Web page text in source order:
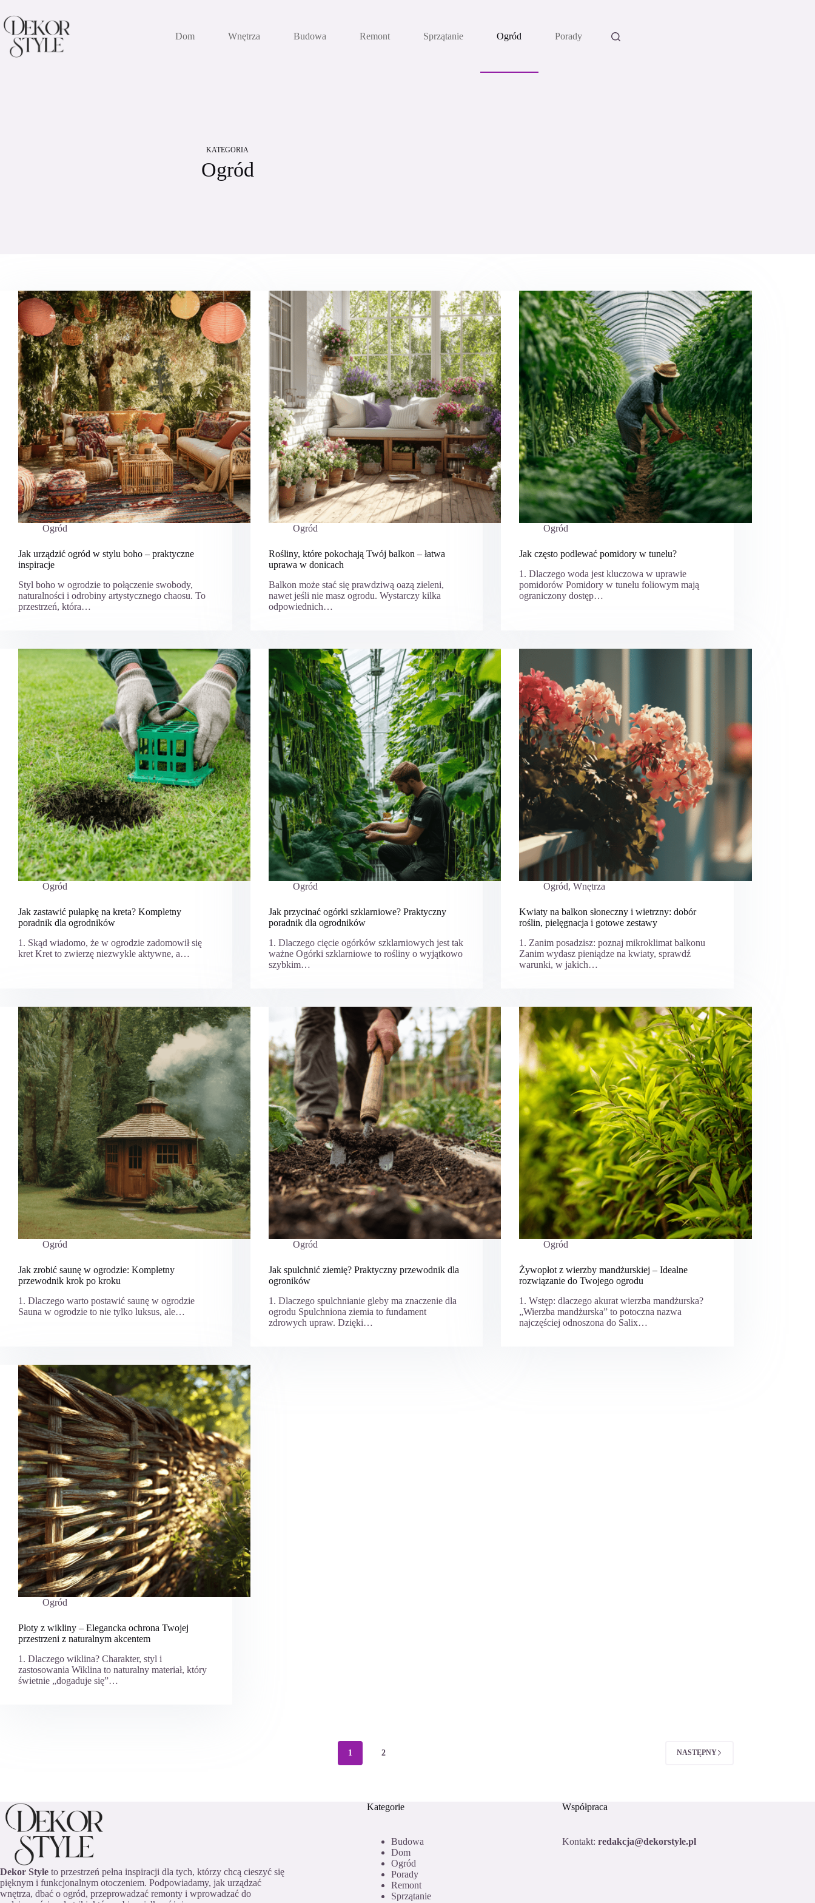
do
treści
Dom
Wnętrza Budowa Remont Sprzątanie Ogród Porady
KATEGORIA
Ogród
Ogród
Jak urządzić ogród w stylu boho – praktyczne
inspiracje
Styl boho w ogrodzie to połączenie swobody,
naturalności i odrobiny artystycznego chaosu. To
przestrzeń, która…
Ogród
Rośliny, które pokochają Twój balkon – łatwa
uprawa w donicach
Balkon może stać się prawdziwą oazą zieleni,
nawet jeśli nie masz ogrodu. Wystarczy kilka
odpowiednich…
Ogród
Jak często podlewać pomidory w tunelu?
1. Dlaczego woda jest kluczowa w uprawie
pomidorów Pomidory w tunelu foliowym mają
ograniczony dostęp…
Ogród
Jak zastawić pułapkę na kreta? Kompletny
poradnik dla ogrodników
1. Skąd wiadomo, że w ogrodzie zadomowił się
kret Kret to zwierzę niezwykle aktywne, a…
Ogród
Jak przycinać ogórki szklarniowe? Praktyczny
poradnik dla ogrodników
1. Dlaczego cięcie ogórków szklarniowych jest tak
ważne Ogórki szklarniowe to rośliny o wyjątkowo
szybkim…
Ogród,Wnętrza
Kwiaty na balkon słoneczny i wietrzny: dobór
roślin, pielęgnacja i gotowe zestawy
1. Zanim posadzisz: poznaj mikroklimat balkonu
Zanim wydasz pieniądze na kwiaty, sprawdź
warunki, w jakich…
Ogród
Jak zrobić saunę w ogrodzie: Kompletny
przewodnik krok po kroku
1. Dlaczego warto postawić saunę w ogrodzie
Sauna w ogrodzie to nie tylko luksus, ale…
Ogród
Jak spulchnić ziemię? Praktyczny przewodnik dla
ogroników
1. Dlaczego spulchnianie gleby ma znaczenie dla
ogrodu Spulchniona ziemia to fundament
zdrowych upraw. Dzięki…
Ogród
Żywopłot z wierzby mandżurskiej – Idealne
rozwiązanie do Twojego ogrodu
1. Wstęp: dlaczego akurat wierzba mandżurska?
„Wierzba mandżurska” to potoczna nazwa
najczęściej odnoszona do Salix…
Ogród
Płoty z wikliny – Elegancka ochrona Twojej
przestrzeni z naturalnym akcentem
1. Dlaczego wiklina? Charakter, styl i
zastosowania Wiklina to naturalny materiał, który
świetnie „dogaduje się”…
1 2 NASTĘPNY
Dekor Style to przestrzeń pełna inspiracji dla tych, którzy chcą cieszyć się
pięknym i funkcjonalnym otoczeniem. Podpowiadamy, jak urządzać
wnętrza, dbać o ogród, przeprowadzać remonty i wprowadzać do
Kategorie
Budowa
Dom
Ogród
Porady
Remont
Sprzątanie
Współpraca
Kontakt:redakcja@dekorstyle.pl